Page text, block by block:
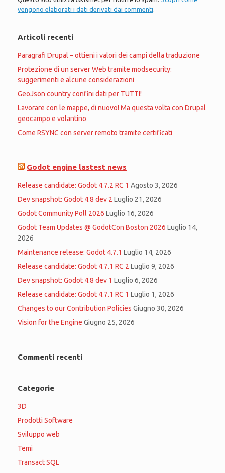
vengono elaborati i dati derivati dai commenti.
Articoli recenti
Paragrafi Drupal – ottieni i valori dei campi della traduzione
Protezione di un server Web tramite modsecurity:
suggerimenti e alcune considerazioni
GeoJson country confini dati per TUTTI!
Lavorare con le mappe, di nuovo! Ma questa volta con Drupal
geocampo e volantino
Come RSYNC con server remoto tramite certificati
Godot engine lastest news
Release candidate: Godot 4.7.2 RC 1 Agosto 3, 2026
Dev snapshot: Godot 4.8 dev 2 Luglio 21, 2026
Godot Community Poll 2026 Luglio 16, 2026
Godot Team Updates @ GodotCon Boston 2026 Luglio 14,
2026
Maintenance release: Godot 4.7.1 Luglio 14, 2026
Release candidate: Godot 4.7.1 RC 2 Luglio 9, 2026
Dev snapshot: Godot 4.8 dev 1 Luglio 6, 2026
Release candidate: Godot 4.7.1 RC 1 Luglio 1, 2026
Changes to our Contribution Policies Giugno 30, 2026
Vision for the Engine Giugno 25, 2026
Commenti recenti
Categorie
3D
Prodotti Software
Sviluppo web
Temi
Transact SQL